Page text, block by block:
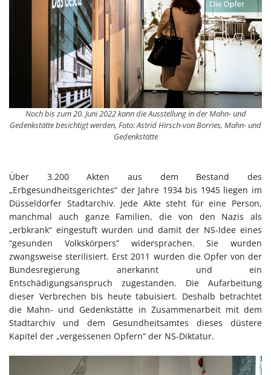
Noch bis zum 20. Juni 2022 kann die Ausstellung in der Mahn- und
Gedenkstätte besichtigt werden, Foto: Astrid Hirsch-von Borries, Mahn- und
Gedenkstätte
Über 3.200 Akten aus dem Bestand des
„Erbgesundheitsgerichtes“ der Jahre 1934 bis 1945 liegen im
Düsseldorfer Stadtarchiv. Jede Akte steht für eine Person,
manchmal auch ganze Familien, die von den Nazis als
„erbkrank“ eingestuft wurden und damit der NS-Idee eines
“gesunden Volkskörpers” widersprachen. Sie wurden
zwangsweise sterilisiert. Erst 2011 wurden die Opfer von der
Bundesregierung anerkannt und ein
Entschädigungsanspruch zugestanden. Die Aufarbeitung
dieser Verbrechen bis heute tabuisiert. Deshalb betrachtet
die Mahn- und Gedenkstätte in Zusammenarbeit mit dem
Stadtarchiv und dem Gesundheitsamtes dieses düstere
Kapitel der „vergessenen Opfern“ der NS-Diktatur.